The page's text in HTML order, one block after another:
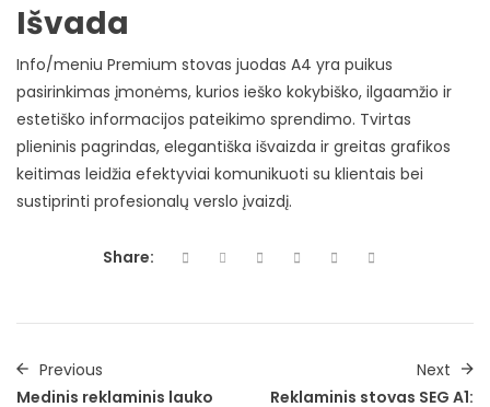
Išvada
Info/meniu Premium stovas juodas A4 yra puikus
pasirinkimas įmonėms, kurios ieško kokybiško, ilgaamžio ir
estetiško informacijos pateikimo sprendimo. Tvirtas
plieninis pagrindas, elegantiška išvaizda ir greitas grafikos
keitimas leidžia efektyviai komunikuoti su klientais bei
sustiprinti profesionalų verslo įvaizdį.
Share:
Previous
Medinis reklaminis lauko
Next
Reklaminis stovas SEG A1: